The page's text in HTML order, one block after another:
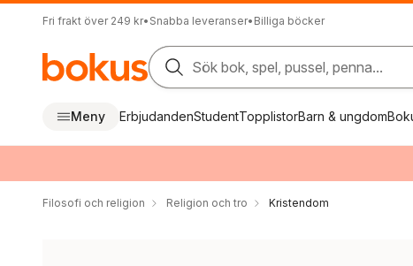
Fri frakt över 249 kr• Snabba leveranser• Billiga böcker
Sök bok, spel, pussel, penna...
Meny ErbjudandenStudentTopplistorBarn & ungdom
Filosofi och religion Religion och tro Kristendom